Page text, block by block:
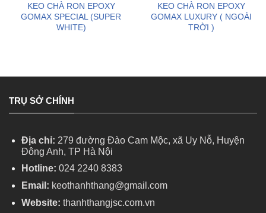
KEO CHÀ RON EPOXY
GOMAX SPECIAL (SUPER
WHITE)
KEO CHÀ RON EPOXY
GOMAX LUXURY ( NGOÀI
TRỜI )
TRỤ SỞ CHÍNH
Địa chỉ: 279 đường Đào Cam Mộc, xã Uy Nỗ, Huyện
Đông Anh, TP Hà Nội
Hotline: 024 2240 8383
Email: keothanhthang@gmail.com
Website: thanhthangjsc.com.vn